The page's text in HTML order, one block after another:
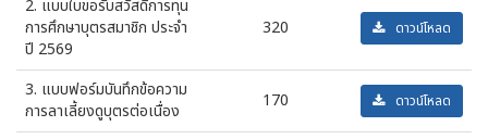
2. แบบใบขอรับสวัสดิการทุน
การศึกษาบุตรสมาชิก ประจำ
ปี 2569
320 ดาวน์โหลด
3. แบบฟอร์มบันทึกข้อความ
การลาเลี้ยงดูบุตรต่อเนื่อง
170 ดาวน์โหลด